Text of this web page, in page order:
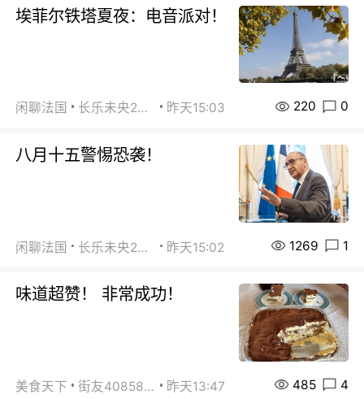
埃菲尔铁塔夏夜：电音派对！
闲聊法国 长乐未央2015 昨天15:03 220 0
八月十五警惕恐袭！
闲聊法国 长乐未央2015 昨天15:02 1269 1
味道超赞！ 非常成功！
美食天下 街友40858442 昨天13:47 485 4